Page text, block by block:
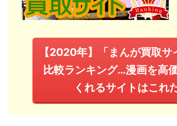
【2020年】「まんが買取サ
比較ランキング…漫画を高
くれるサイトはこれ